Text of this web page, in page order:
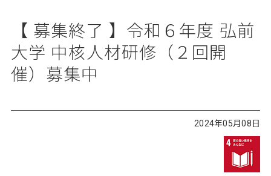
【 募集終了 】令和６年度 弘前
大学 中核人材研修（２回開
催）募集中
2024年05月08日